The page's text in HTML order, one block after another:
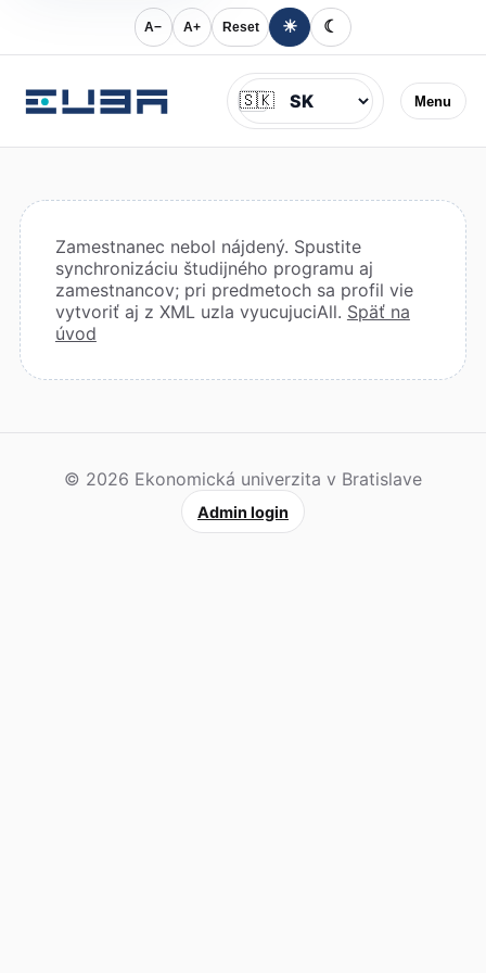
A− A+ Reset ☀ ☾
Menu
Jazyk
🇸🇰
Zamestnanec nebol nájdený. Spustite
synchronizáciu študijného programu aj
zamestnancov; pri predmetoch sa profil vie
vytvoriť aj z XML uzla vyucujuciAll. Späť na
úvod
© 2026 Ekonomická univerzita v Bratislave
Admin login